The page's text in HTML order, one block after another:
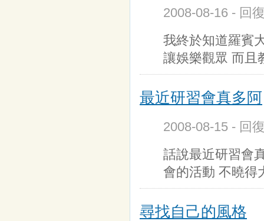
2008-08-16 - 回
我終於知道羅賓
讓娛樂觀眾 而且
最近研習會真多阿
2008-08-15 - 回
話說最近研習會
會的活動 不曉得
尋找自己的風格